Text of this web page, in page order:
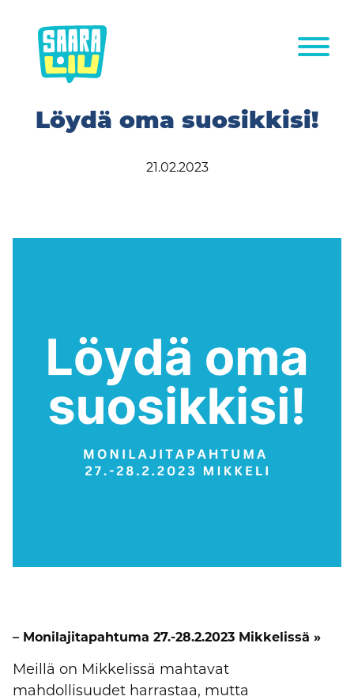
Löydä oma suosikkisi!
21.02.2023
– Monilajitapahtuma 27.-28.2.2023 Mikkelissä »
Meillä on Mikkelissä mahtavat
mahdollisuudet harrastaa, mutta